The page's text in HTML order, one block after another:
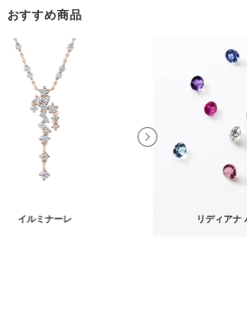
おすすめ商品
イルミナーレ リディアナ